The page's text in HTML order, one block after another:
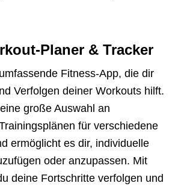
Planer & Tracker
Fitness-App, die dir
Verfolgen deiner Workouts hilft.
große Auswahl an
für verschiedene
ermöglicht es dir, individuelle
oder anzupassen. Mit
deine Fortschritte verfolgen und